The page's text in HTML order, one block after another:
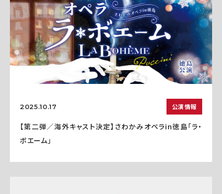
2025.10.17 公演情報
【第二弾／海外キャスト決定】さわかみオペラin徳島「ラ・
ボエーム」